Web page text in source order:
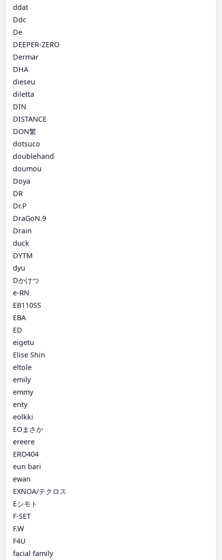
ddat
Ddc
De
DEEPER-ZERO
Dermar
DHA
dieseu
diletta
DIN
DISTANCE
DON繁
dotsuco
doublehand
doumou
Doya
DR
Dr.P
DraGoN.9
Drain
duck
DYTM
dyu
Dかけつ
e-RN
EB110SS
EBA
ED
eigetu
Elise Shin
eltole
emily
emmy
enty
eolkki
EOまさか
ereere
ERO404
eun bari
ewan
EXNOA/テクロス
Eシモト
F-SET
F.W
F4U
facial family